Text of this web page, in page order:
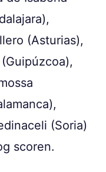
(Asturias),
(Soria)
scoren.